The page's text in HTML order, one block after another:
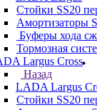
Стойки SS20
Амортизаторы
Буферы хода
Тормозная
Largus Cross
Назад
LADA Largus
Стойки SS20